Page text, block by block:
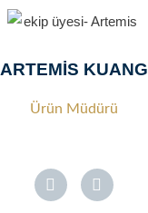
ARTEMIS KUANG
Ürün Müdürü